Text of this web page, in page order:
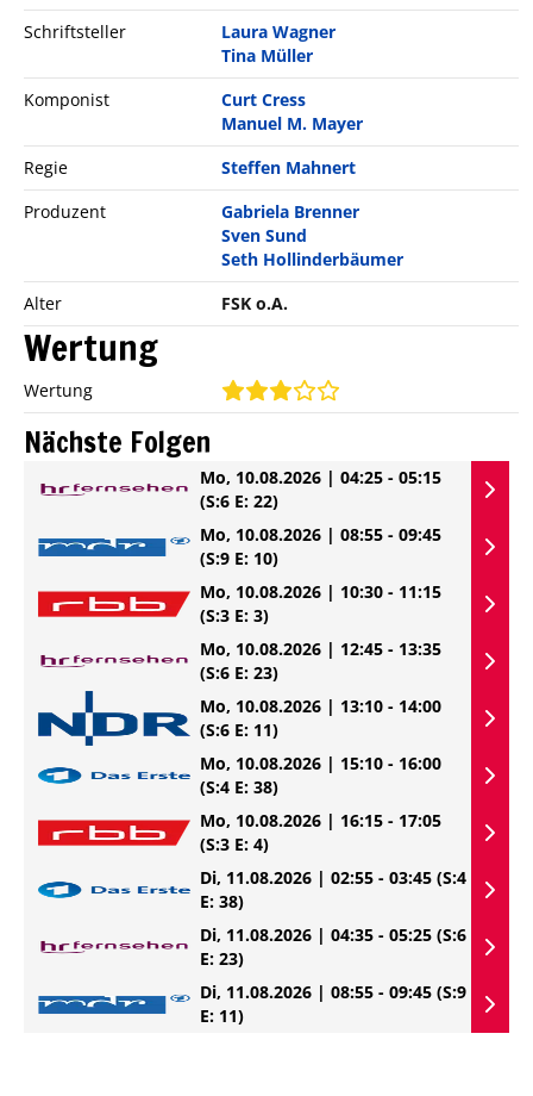
Schriftsteller
Laura Wagner
Tina Müller
Komponist
Curt Cress
Manuel M. Mayer
Regie
Steffen Mahnert
Produzent
Gabriela Brenner
Sven Sund
Seth Hollinderbäumer
Alter
FSK o.A.
Wertung
Wertung
Nächste Folgen
Mo, 10.08.2026 | 04:25 - 05:15
(S:6 E: 22)
Mo, 10.08.2026 | 08:55 - 09:45
(S:9 E: 10)
Mo, 10.08.2026 | 10:30 - 11:15
(S:3 E: 3)
Mo, 10.08.2026 | 12:45 - 13:35
(S:6 E: 23)
Mo, 10.08.2026 | 13:10 - 14:00
(S:6 E: 11)
Mo, 10.08.2026 | 15:10 - 16:00
(S:4 E: 38)
Mo, 10.08.2026 | 16:15 - 17:05
(S:3 E: 4)
Di, 11.08.2026 | 02:55 - 03:45 (S:4
E: 38)
Di, 11.08.2026 | 04:35 - 05:25 (S:6
E: 23)
Di, 11.08.2026 | 08:55 - 09:45 (S:9
E: 11)